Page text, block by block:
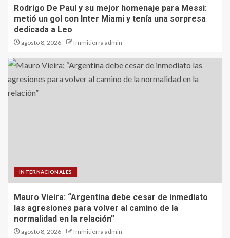
Rodrigo De Paul y su mejor homenaje para Messi:
metió un gol con Inter Miami y tenía una sorpresa
dedicada a Leo
agosto 8, 2026 fmmitierra admin
INTERNACIONALES
Mauro Vieira: “Argentina debe cesar de inmediato
las agresiones para volver al camino de la
normalidad en la relación”
agosto 8, 2026 fmmitierra admin